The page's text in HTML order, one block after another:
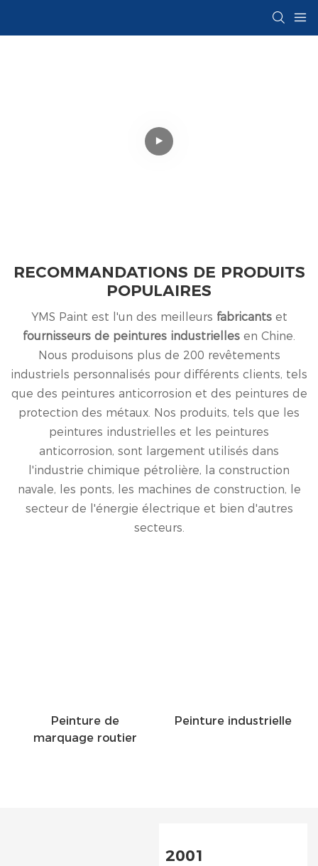
RECOMMANDATIONS DE PRODUITS
POPULAIRES
YMS Paint est l'un des meilleurs fabricantset
fournisseurs de peintures industrielles en Chine.
Nous produisons plus de 200 revêtements
industriels personnalisés pour différents clients, tels
que des peintures anticorrosion et des peintures de
protection des métaux. Nos produits, tels que les
peintures industrielles et les peintures
anticorrosion, sont largement utilisés dans
l'industrie chimique pétrolière, la construction
navale, les ponts, les machines de construction, le
secteur de l'énergie électrique et bien d'autres
secteurs.
Peinture de
marquage routier
Peinture industrielle
2001